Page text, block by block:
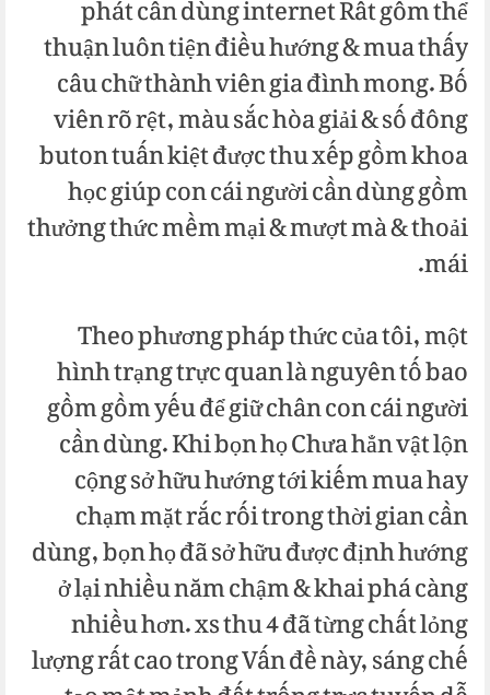
thuận luôn tiện điều hướng & mua thấy
câu chữ thành viên gia đình mong. Bố
viên rõ rệt, màu sắc hòa giải & số đông
buton tuấn kiệt được thu xếp gồm khoa
học giúp con cái người cần dùng gồm
thưởng thức mềm mại & mượt mà & thoải
mái.
Theo phương pháp thức của tôi, một
hình trạng trực quan là nguyên tố bao
gồm gồm yếu để giữ chân con cái người
cần dùng. Khi bọn họ Chưa hẳn vật lộn
cộng sở hữu hướng tới kiếm mua hay
chạm mặt rắc rối trong thời gian cần
dùng, bọn họ đã sở hữu được định hướng
ở lại nhiều năm chậm & khai phá càng
nhiều hơn. xs thu 4 đã từng chất lỏng
lượng rất cao trong Vấn đề này, sáng chế